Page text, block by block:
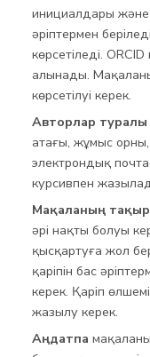
инициалдары
әріптермен
көрсетіледі. ORCID
алынады.
көрсетілуі керек.
Авторлар туралы
атағы, жұмыс орны,
электрондық
курсивпен
Мақаланың
әрі нақты болуы
қысқартуға жол
қаріпін бас
керек. Қаріп
жазылу керек.
Аңдатпа